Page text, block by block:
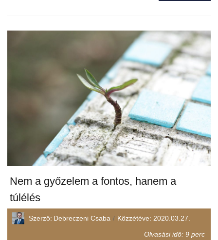
Nem a győzelem a fontos, hanem a
túlélés
Szerző: Debreczeni Csaba Közzétéve: 2020.03.27.
Olvasási idő: 9 perc